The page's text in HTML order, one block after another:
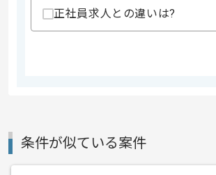
その他募集要項
商談回数
募集人数
正社員求人との違いは?
条件が似ている案件